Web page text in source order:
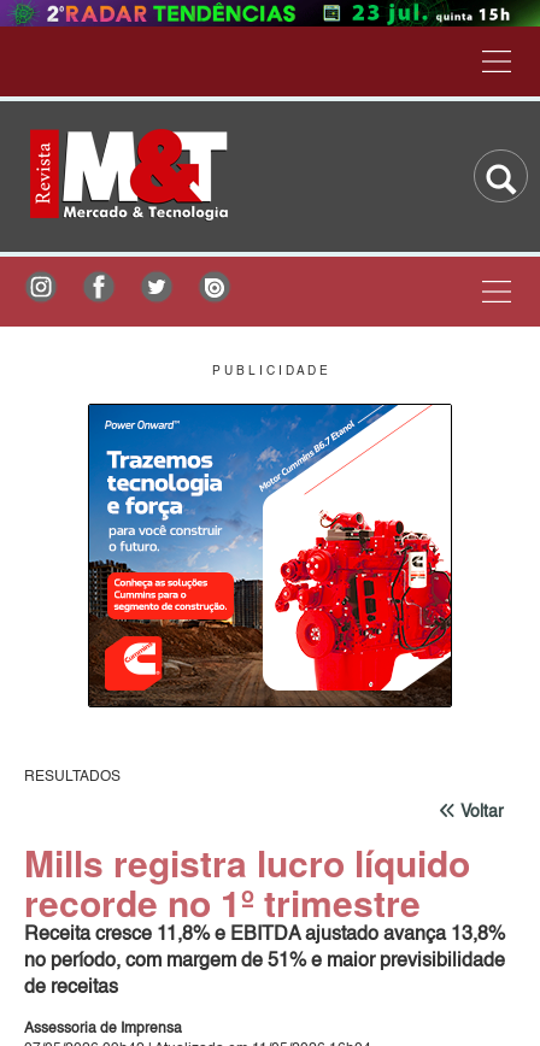
P U B L I C I D A D E
RESULTADOS
Voltar
Mills registra lucro líquido
recorde no 1º trimestre
Receita cresce 11,8% e EBITDA ajustado avança 13,8%
no período, com margem de 51% e maior previsibilidade
de receitas
Assessoria de Imprensa